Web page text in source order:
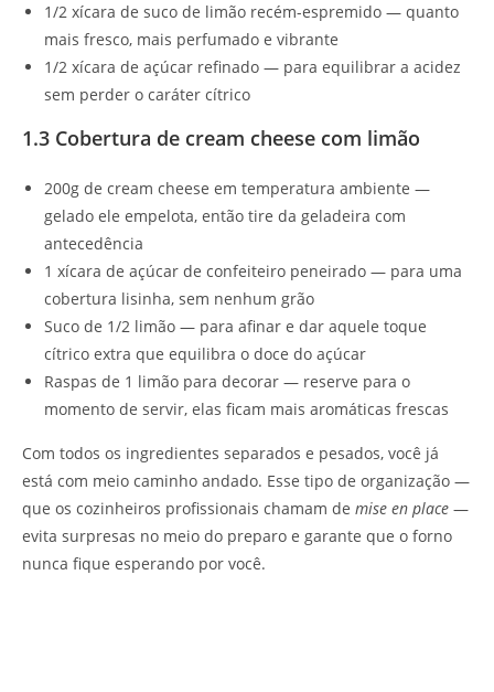
1/2 xícara de suco de limão recém-espremido — quanto
mais fresco, mais perfumado e vibrante
1/2 xícara de açúcar refinado — para equilibrar a acidez
sem perder o caráter cítrico
1.3 Cobertura de cream cheese com limão
200g de cream cheese em temperatura ambiente —
gelado ele empelota, então tire da geladeira com
antecedência
1 xícara de açúcar de confeiteiro peneirado — para uma
cobertura lisinha, sem nenhum grão
Suco de 1/2 limão — para afinar e dar aquele toque
cítrico extra que equilibra o doce do açúcar
Raspas de 1 limão para decorar — reserve para o
momento de servir, elas ficam mais aromáticas frescas
Com todos os ingredientes separados e pesados, você já
está com meio caminho andado. Esse tipo de organização —
que os cozinheiros profissionais chamam de mise en place —
evita surpresas no meio do preparo e garante que o forno
nunca fique esperando por você.